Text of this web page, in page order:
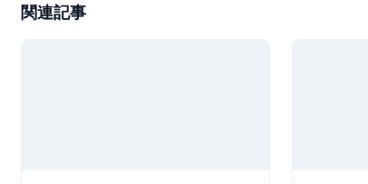
関連記事